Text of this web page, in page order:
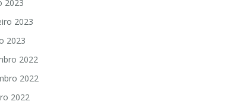
2023
2023
2023
2022
2022
2022